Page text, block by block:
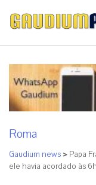
Roma
Gaudium news > Papa
ele havia acordado às 6h